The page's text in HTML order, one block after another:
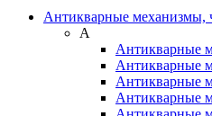
Антикварные механизмы,
А
Антикварные
Антикварные
Антикварные
Антикварные